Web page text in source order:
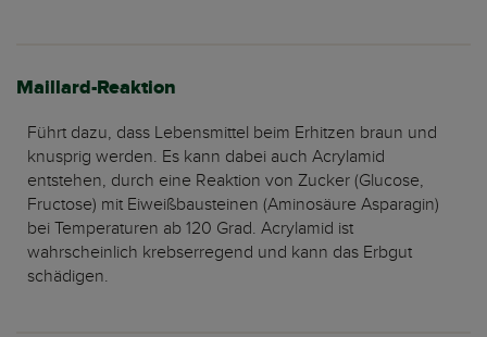
Maillard-Reaktion
Führt dazu, dass Lebensmittel beim Erhitzen braun und
knusprig werden. Es kann dabei auch Acrylamid
entstehen, durch eine Reaktion von Zucker (Glucose,
Fructose) mit Eiweißbausteinen (Aminosäure Asparagin)
bei Temperaturen ab 120 Grad. Acrylamid ist
wahrscheinlich krebserregend und kann das Erbgut
schädigen.